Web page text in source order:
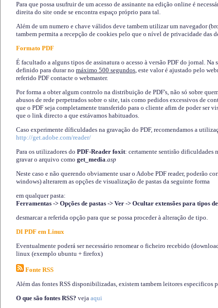
Para que possa usufruir de um acesso de assinante na edição online é
direita do site onde se encontra espaço próprio para tal.
Além de um numero e chave válidos deve tambem utilizar um navegador
tambem permita a recepção de cookies pelo que o nível de privacidade das
Formato PDF
É facultado a alguns tipos de assinatura o acesso à versão PDF do jornal. Na
definido para durar no máximo 500 segundos, este valor é ajustado pelo
referido PDF contacte o webmaster.
Por forma a obter algum controlo na distribuição de PDF's, não só sobre
abusos de rede perpetrados sobre o site, tais como pedidos excessivos de
que o PDF seja completamente transferido para o cliente afim de poder ser
que o link directo a que estávamos habituados.
Caso experimente díficuldades na gravação do PDF, recomendamos a
http://get.adobe.com/reader/
Para os utilizadores do PDF-Reader foxit: certamente sentirão dificuldades
gravar o arquivo como get_media.asp
Neste caso e não querendo obviamente usar o Adobe PDF reader, poderão
windows) alterarem as opções de visualização de pastas da seguinte forma
em qualquer pasta:
Ferramentas -> Opções de pastas -> Ver -> Ocultar extensões para tipos
desmarcar a referida opção para que se possa proceder à alteração de tipo.
DI PDF em Linux
Eventualmente poderá ser necessário renomear o ficheiro recebido
linux (exemplo ubuntu + firefox)
Fonte RSS
Além das fontes RSS disponibilizadas, existem tambem leitores especificos
O que são fontes RSS? veja aqui